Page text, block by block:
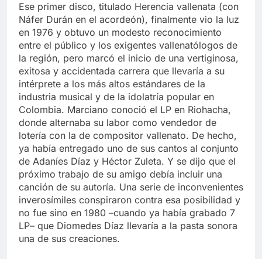
Ese primer disco, titulado Herencia vallenata (con
Náfer Durán en el acordeón), finalmente vio la luz
en 1976 y obtuvo un modesto reconocimiento
entre el público y los exigentes vallenatólogos de
la región, pero marcó el inicio de una vertiginosa,
exitosa y accidentada carrera que llevaría a su
intérprete a los más altos estándares de la
industria musical y de la idolatría popular en
Colombia. Marciano conoció el LP en Riohacha,
donde alternaba su labor como vendedor de
lotería con la de compositor vallenato. De hecho,
ya había entregado uno de sus cantos al conjunto
de Adaníes Díaz y Héctor Zuleta. Y se dijo que el
próximo trabajo de su amigo debía incluir una
canción de su autoría. Una serie de inconvenientes
inverosímiles conspiraron contra esa posibilidad y
no fue sino en 1980 –cuando ya había grabado 7
LP– que Diomedes Díaz llevaría a la pasta sonora
una de sus creaciones.